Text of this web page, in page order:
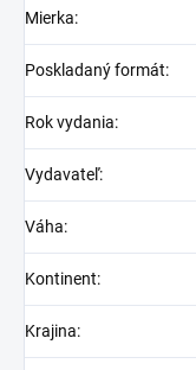
Mierka:
Poskladaný formát:
Rok vydania:
Vydavateľ:
Váha:
Kontinent:
Krajina: